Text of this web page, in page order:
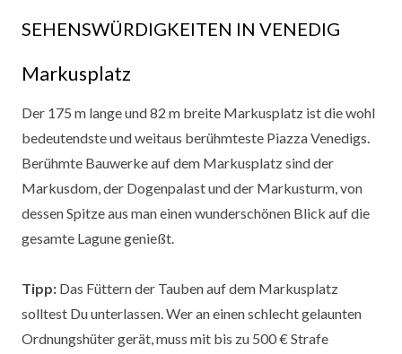
SEHENSWÜRDIGKEITEN IN VENEDIG
Markusplatz
Der 175 m lange und 82 m breite Markusplatz ist die wohl
bedeutendste und weitaus berühmteste Piazza Venedigs.
Berühmte Bauwerke auf dem Markusplatz sind der
Markusdom, der Dogenpalast und der Markusturm, von
dessen Spitze aus man einen wunderschönen Blick auf die
gesamte Lagune genießt.
Tipp: Das Füttern der Tauben auf dem Markusplatz
solltest Du unterlassen. Wer an einen schlecht gelaunten
Ordnungshüter gerät, muss mit bis zu 500 € Strafe